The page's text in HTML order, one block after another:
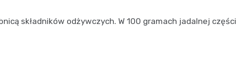
składników odżywczych. W 100 gramach jadalnej części